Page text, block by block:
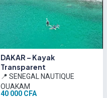
DAKAR – Kayak
Transparent
📍 SENEGAL NAUTIQUE
OUAKAM
40 000 CFA